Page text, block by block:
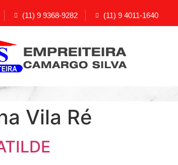
(11) 9 9368-9282 (11) 9 4011-1640
Vila Ré